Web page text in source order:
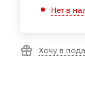
Нет в
Хочу в